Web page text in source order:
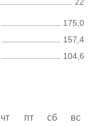
175,0
157,4
104,6
чт пт сб
вс